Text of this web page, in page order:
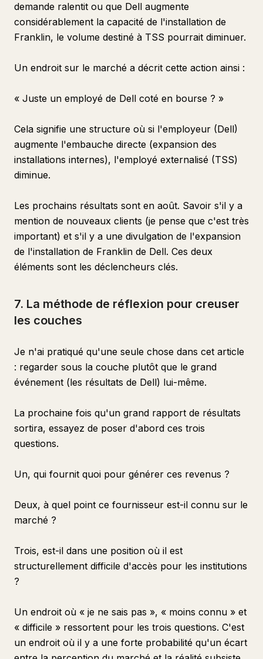
demande ralentit ou que Dell augmente
considérablement la capacité de l'installation de
Franklin, le volume destiné à TSS pourrait diminuer.
Un endroit sur le marché a décrit cette action ainsi :
« Juste un employé de Dell coté en bourse ? »
Cela signifie une structure où si l'employeur (Dell)
augmente l'embauche directe (expansion des
installations internes), l'employé externalisé (TSS)
diminue.
Les prochains résultats sont en août. Savoir s'il y a
mention de nouveaux clients (je pense que c'est très
important) et s'il y a une divulgation de l'expansion
de l'installation de Franklin de Dell. Ces deux
éléments sont les déclencheurs clés.
7. La méthode de réflexion pour creuser
les couches
Je n'ai pratiqué qu'une seule chose dans cet article
: regarder sous la couche plutôt que le grand
événement (les résultats de Dell) lui-même.
La prochaine fois qu'un grand rapport de résultats
sortira, essayez de poser d'abord ces trois
questions.
Un, qui fournit quoi pour générer ces revenus ?
Deux, à quel point ce fournisseur est-il connu sur le
marché ?
Trois, est-il dans une position où il est
structurellement difficile d'accès pour les institutions
?
Un endroit où « je ne sais pas », « moins connu » et
« difficile » ressortent pour les trois questions. C'est
un endroit où il y a une forte probabilité qu'un écart